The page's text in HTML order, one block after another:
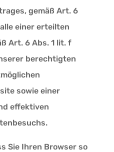
gemäß Art. 6
einer erteilten
Art. 6 Abs. 1 lit. f
berechtigten
sowie einer
effektiven
Sie Ihren Browser so